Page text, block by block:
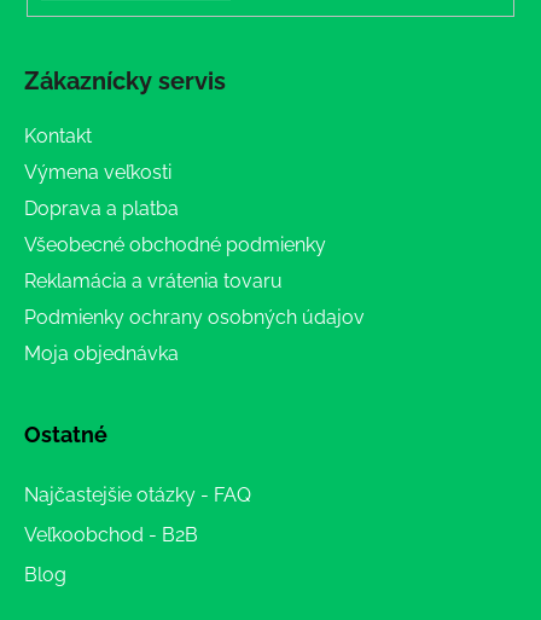
Zákaznícky servis
Kontakt
Výmena veľkosti
Doprava a platba
Všeobecné obchodné podmienky
Reklamácia a vrátenia tovaru
Podmienky ochrany osobných údajov
Moja objednávka
Ostatné
Najčastejšie otázky - FAQ
Veľkoobchod - B2B
Blog